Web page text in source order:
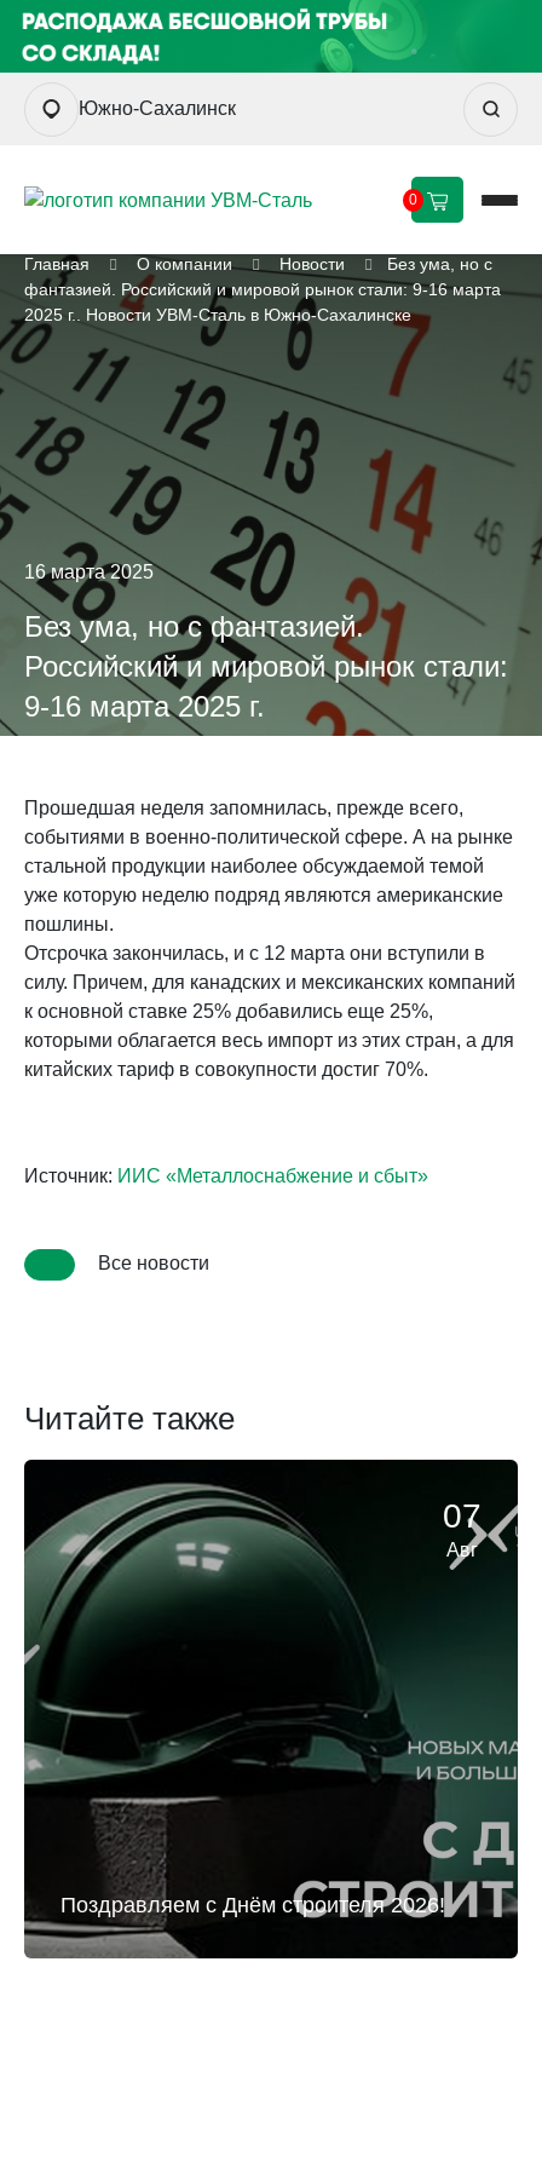
Южно-Сахалинск
0
Главная О компании Новости
Без ума, но с
фантазией. Российский и мировой рынок стали: 9-16 марта
2025 г.. Новости УВМ-Сталь в Южно-Сахалинске
16 марта 2025
Без ума, но с фантазией.
Российский и мировой рынок стали:
9-16 марта 2025 г.
Прошедшая неделя запомнилась, прежде всего,
событиями в военно-политической сфере. А на рынке
стальной продукции наиболее обсуждаемой темой
уже которую неделю подряд являются американские
пошлины.
Отсрочка закончилась, и с 12 марта они вступили в
силу. Причем, для канадских и мексиканских компаний
к основной ставке 25% добавились еще 25%,
которыми облагается весь импорт из этих стран, а для
китайских тариф в совокупности достиг 70%.
Источник: ИИС «Металлоснабжение и сбыт»
Все новости
Читайте также
07
Авг
Поздравляем с Днём строителя 2026!